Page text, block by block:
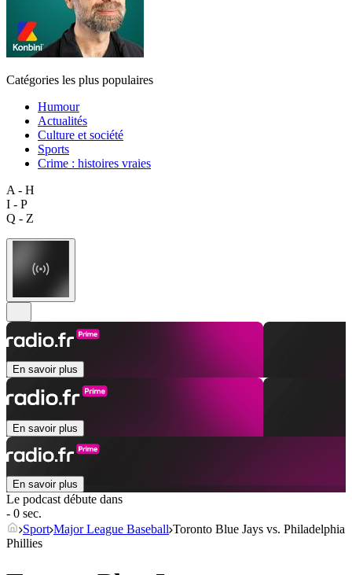
Catégories les plus populaires
Humour
Actualités
Culture et société
Sports
Crime : histoires vraies
A - H
I - P
Q - Z
En savoir plus
En savoir plus
En savoir plus
Le podcast débute dans
- 0 sec.
Sport Major League Baseball Toronto Blue Jays vs. Philadelphia
Phillies